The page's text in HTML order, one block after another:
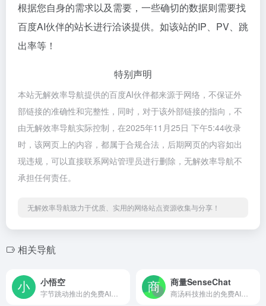
根据您自身的需求以及需要，一些确切的数据则需要找
百度AI伙伴的站长进行洽谈提供。如该站的IP、PV、跳
出率等！
特别声明
本站无解效率导航提供的百度AI伙伴都来源于网络，不保证外
部链接的准确性和完整性，同时，对于该外部链接的指向，不
由无解效率导航实际控制，在2025年11月25日 下午5:44收录
时，该网页上的内容，都属于合规合法，后期网页的内容如出
现违规，可以直接联系网站管理员进行删除，无解效率导航不
承担任何责任。
无解效率导航致力于优质、实用的网络站点资源收集与分享！
相关导航
小悟空 商量SenseChat